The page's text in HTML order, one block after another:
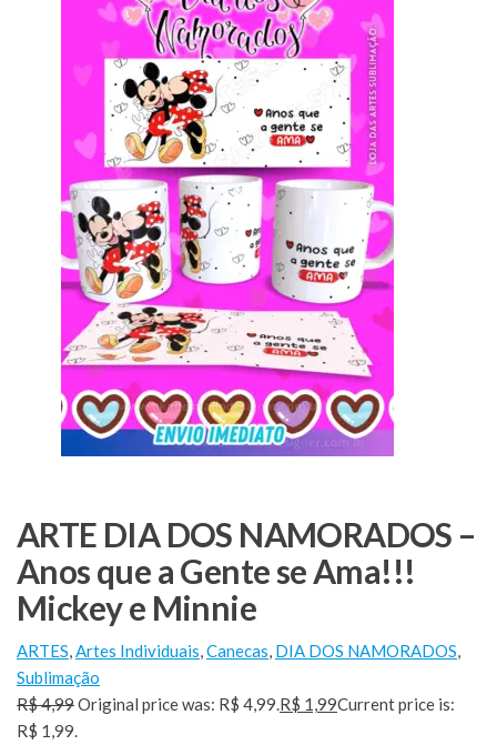
ARTE DIA DOS NAMORADOS –
Anos que a Gente se Ama!!!
Mickey e Minnie
ARTES,Artes Individuais,Canecas, DIA DOS NAMORADOS,
Sublimação
R$ 4,99Original price was: R$ 4,99.R$ 1,99Current price is:
R$ 1,99.